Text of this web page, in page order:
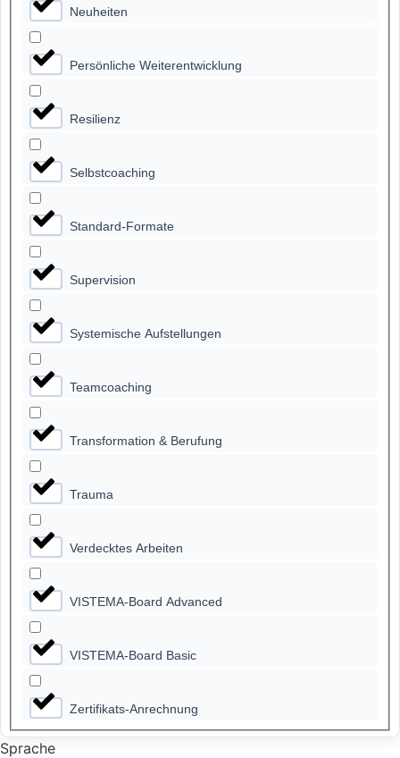
Neuheiten
Persönliche Weiterentwicklung
Resilienz
Selbstcoaching
Standard-Formate
Supervision
Systemische Aufstellungen
Teamcoaching
Transformation & Berufung
Trauma
Verdecktes Arbeiten
VISTEMA-Board Advanced
VISTEMA-Board Basic
Zertifikats-Anrechnung
Sprache